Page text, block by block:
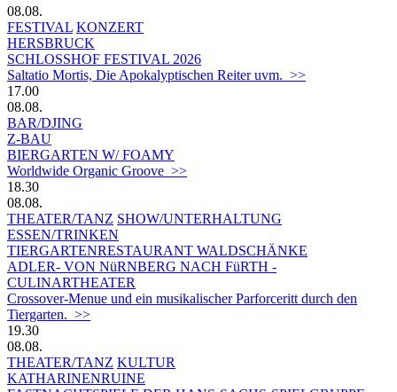
08.08.
FESTIVAL KONZERT
HERSBRUCK
SCHLOSSHOF FESTIVAL 2026
Saltatio Mortis, Die Apokalyptischen Reiter uvm. >>
17.00
08.08.
BAR/DJING
Z-BAU
BIERGARTEN W/ FOAMY
Worldwide Organic Groove >>
18.30
08.08.
THEATER/TANZ SHOW/UNTERHALTUNG
ESSEN/TRINKEN
TIERGARTEN­RESTAURANT WALDSCHÄNKE
ADLER- VON NüRNBERG NACH FüRTH -
CULINARTHEATER
Crossover-Menue und ein musikalischer Parforceritt durch den
Tiergarten. >>
19.30
08.08.
THEATER/TANZ KULTUR
KATHARINENRUINE